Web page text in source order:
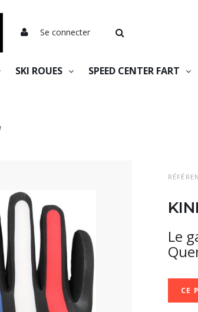
Se connecter
SKI ROUES SPEED CENTER FART
Le
CE